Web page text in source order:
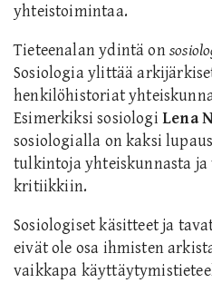
yhteistoimintaa.
Tieteenalan ydintä on
Sosiologia ylittää
henkilöhistoriat
Esimerkiksi sosiologi Lena
sosiologialla on kaksi
tulkintoja yhteiskunnasta
kritiikkiin.
Sosiologiset käsitteet ja
eivät ole osa ihmisten
vaikkapa